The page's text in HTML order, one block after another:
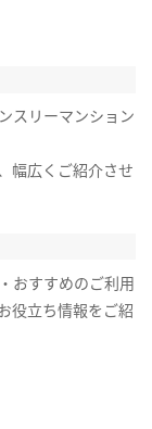
スリーマンション
幅広くご紹介させ
おすすめのご利用
役立ち情報をご紹